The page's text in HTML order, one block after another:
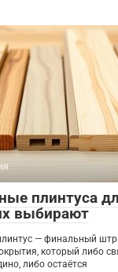
плинтуса
выбирают
— финальный
который либо
либо остаётся